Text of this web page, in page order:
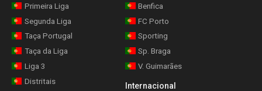
Primeira Liga
Segunda Liga
Taça Portugal
Taça da Liga
Liga 3
Distritais
Benfica
FC Porto
Sporting
Sp. Braga
V. Guimarães
Internacional